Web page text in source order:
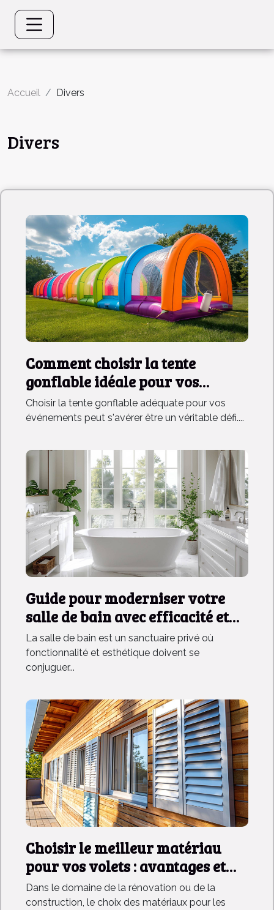
Accueil Divers
Divers
Comment choisir la tente
gonflable idéale pour vos
événements
Choisir la tente gonflable adéquate pour vos
événements peut s'avérer être un véritable défi....
Guide pour moderniser votre
salle de bain avec efficacité et
style
La salle de bain est un sanctuaire privé où
fonctionnalité et esthétique doivent se
conjuguer...
Choisir le meilleur matériau
pour vos volets : avantages et
inconvénients
Dans le domaine de la rénovation ou de la
construction, le choix des matériaux pour les